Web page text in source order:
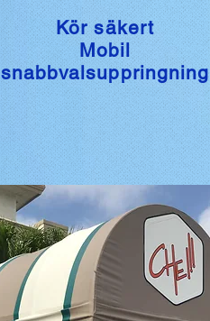
Kör säkert
Mobil
snabbvalsuppringning